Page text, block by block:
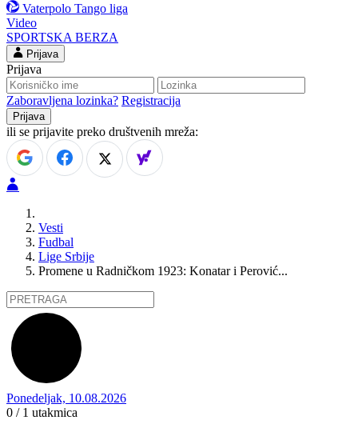
Vaterpolo Tango liga
Video
SPORTSKA BERZA
Prijava
Prijava
Zaboravljena lozinka? Registracija
ili se prijavite preko društvenih mreža:
Vesti
Fudbal
Lige Srbije
Promene u Radničkom 1923: Konatar i Perović...
Ponedeljak, 10.08.2026
0 / 1 utakmica